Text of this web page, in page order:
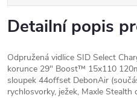
Detailní popis
Odpružená vidlice SID Select
korunce 29" Boost™ 15x110
sloupek 44offset DebonAir
rychlosvorky, ježek, Maxle Stealth